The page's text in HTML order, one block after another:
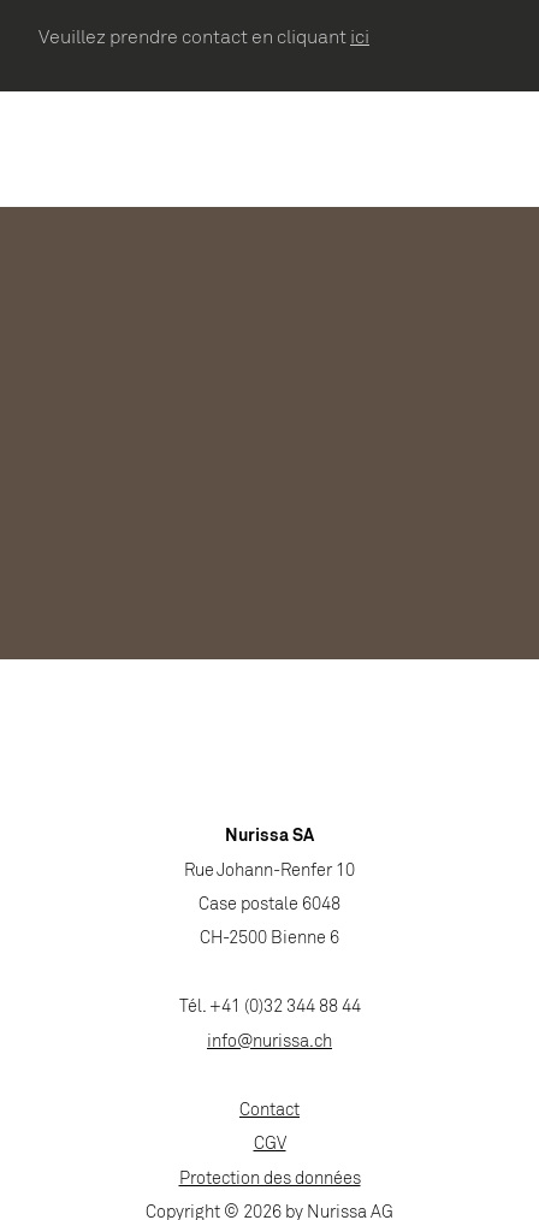
Veuillez prendre contact en cliquant ici
Nurissa SA
Rue Johann-Renfer 10
Case postale 6048
CH-2500 Bienne 6
Tél. +41 (0)32 344 88 44
info@nurissa.ch
Contact
CGV
Protection des données
Copyright © 2026 by Nurissa AG